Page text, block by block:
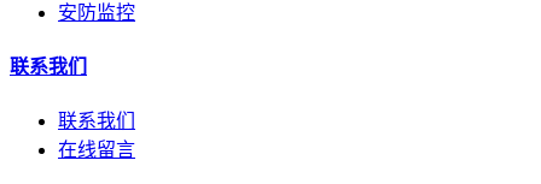
安防监控
联系我们
联系我们
在线留言